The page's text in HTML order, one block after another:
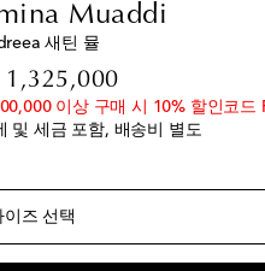
Muaddi
새틴 뮬
original price
이상 구매 시 10% 할인코드
및 세금 포함, 배송비 별도
이즈 선택
36 품절 임박
36.5 마지막 상품
37 마지막 상품
37.5 위시리스트에 추가
38.5 마지막 상품
39 품절 임박